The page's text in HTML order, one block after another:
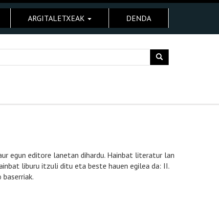
ARGITALETXEAK DENDA
egun editore lanetan dihardu. Hainbat literatur lan
liburu itzuli ditu eta beste hauen egilea da: II.